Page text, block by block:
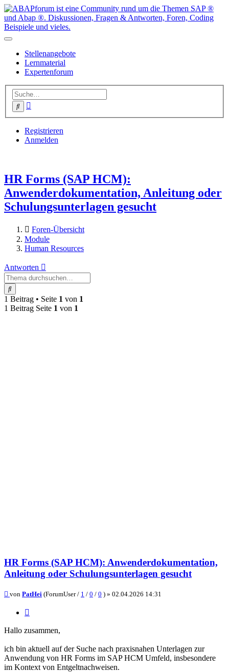
Stellenangebote
Lernmaterial
Expertenforum
Suche
Registrieren
Anmelden
HR Forms (SAP HCM):
Anwenderdokumentation, Anleitung oder
Schulungsunterlagen gesucht
Foren-Übersicht
Module
Human Resources
Antworten
Suche
1 Beitrag • Seite 1 von 1
1 Beitrag Seite 1 von 1
HR Forms (SAP HCM): Anwenderdokumentation,
Anleitung oder Schulungsunterlagen gesucht
Beitrag
von PatHei (ForumUser / 1 / 0 / 0 ) » 02.04.2026 14:31
Hallo zusammen,
ich bin aktuell auf der Suche nach praxisnahen Unterlagen zur
Anwendung von HR Forms im SAP HCM Umfeld, insbesondere
im Kontext von Entgeltnachweisen.